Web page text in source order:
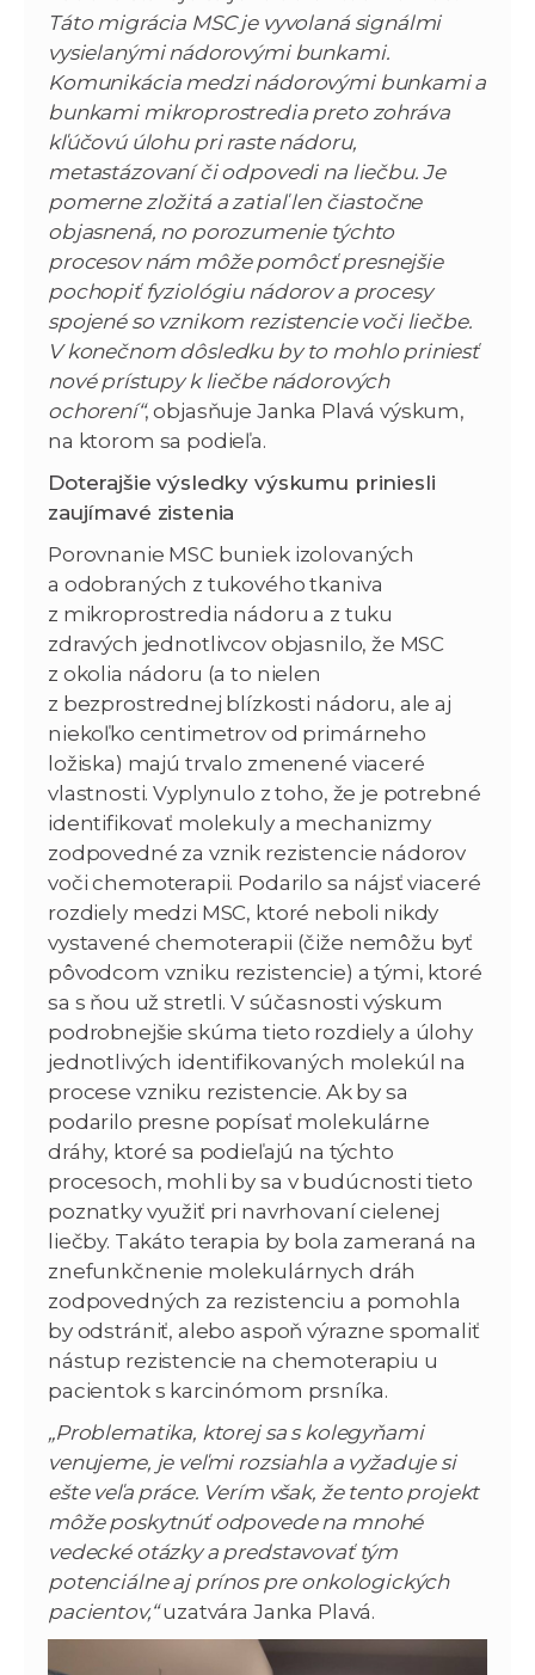
Táto migrácia MSC je vyvolaná signálmi
vysielanými nádorovými bunkami.
Komunikácia medzi nádorovými bunkami a
bunkami mikroprostredia preto zohráva
kľúčovú úlohu pri raste nádoru,
metastázovaní či odpovedi na liečbu. Je
pomerne zložitá a zatiaľ len čiastočne
objasnená, no porozumenie týchto
procesov nám môže pomôcť presnejšie
pochopiť fyziológiu nádorov a procesy
spojené so vznikom rezistencie voči liečbe.
V konečnom dôsledku by to mohlo priniesť
nové prístupy k liečbe nádorových
ochorení“, objasňuje Janka Plavá výskum,
na ktorom sa podieľa.
Doterajšie výsledky výskumu priniesli
zaujímavé zistenia
Porovnanie MSC buniek izolovaných
a odobraných z tukového tkaniva
z mikroprostredia nádoru a z tuku
zdravých jednotlivcov objasnilo, že MSC
z okolia nádoru (a to nielen
z bezprostrednej blízkosti nádoru, ale aj
niekoľko centimetrov od primárneho
ložiska) majú trvalo zmenené viaceré
vlastnosti. Vyplynulo z toho, že je potrebné
identifikovať molekuly a mechanizmy
zodpovedné za vznik rezistencie nádorov
voči chemoterapii. Podarilo sa nájsť viaceré
rozdiely medzi MSC, ktoré neboli nikdy
vystavené chemoterapii (čiže nemôžu byť
pôvodcom vzniku rezistencie) a tými, ktoré
sa s ňou už stretli. V súčasnosti výskum
podrobnejšie skúma tieto rozdiely a úlohy
jednotlivých identifikovaných molekúl na
procese vzniku rezistencie. Ak by sa
podarilo presne popísať molekulárne
dráhy, ktoré sa podieľajú na týchto
procesoch, mohli by sa v budúcnosti tieto
poznatky využiť pri navrhovaní cielenej
liečby. Takáto terapia by bola zameraná na
znefunkčnenie molekulárnych dráh
zodpovedných za rezistenciu a pomohla
by odstrániť, alebo aspoň výrazne spomaliť
nástup rezistencie na chemoterapiu u
pacientok s karcinómom prsníka.
„Problematika, ktorej sa s kolegyňami
venujeme, je veľmi rozsiahla a vyžaduje si
ešte veľa práce. Verím však, že tento projekt
môže poskytnúť odpovede na mnohé
vedecké otázky a predstavovať tým
potenciálne aj prínos pre onkologických
pacientov,“uzatvára Janka Plavá.